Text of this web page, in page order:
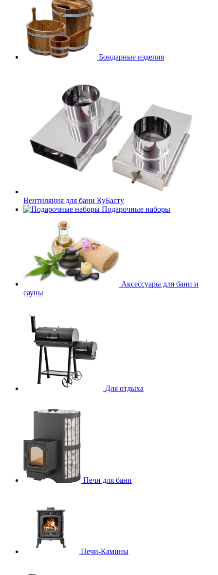
Бондарные изделия
Вентиляция для бани КуБасту
Подарочные наборы
Аксессуары для бани и
сауны
Для отдыха
Печи для бани
Печи-Камины